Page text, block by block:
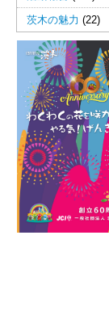
茨木の魅力 (22)